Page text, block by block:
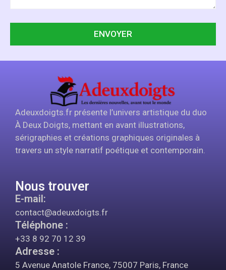
Adeuxdoigts.fr présente l’univers artistique du duo
À Deux Doigts, mettant en avant illustrations,
sérigraphies et créations graphiques originales à
travers un style narratif poétique et contemporain.
Nous trouver
E-mail:
contact@adeuxdoigts.fr
Téléphone :
+33 8 92 70 12 39
Adresse :
5 Avenue Anatole France, 75007 Paris, France